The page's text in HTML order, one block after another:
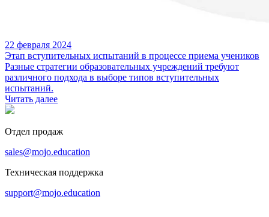
22 февраля 2024
Этап вступительных испытаний в процессе приема учеников
Разные стратегии образовательных учреждений требуют
различного подхода в выборе типов вступительных
испытаний.
Читать далее
Отдел продаж
sales@mojo.education
Техническая поддержка
support@mojo.education